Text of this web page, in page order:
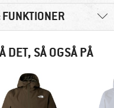
DET, SÅ OGSÅ PÅ